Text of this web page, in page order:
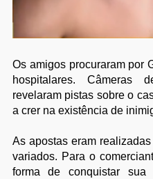
Os amigos procuraram por
hospitalares. Câmeras
revelaram pistas sobre o
a crer na existência de
As apostas eram
variados. Para o
forma de conquistar sua